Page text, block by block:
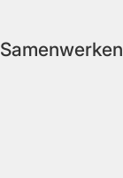
Samenwerken